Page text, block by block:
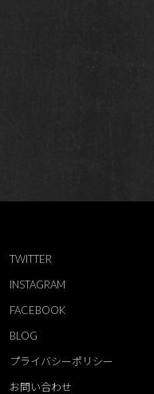
TWITTER
INSTAGRAM
FACEBOOK
BLOG
プライバシーポリシー
お問い合わせ